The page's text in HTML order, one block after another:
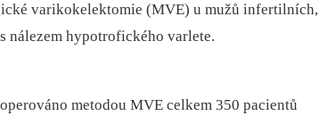
varikokelektomie (MVE) u mužů infertilních,
nálezem hypotrofického varlete.
metodou MVE celkem 350 pacientů